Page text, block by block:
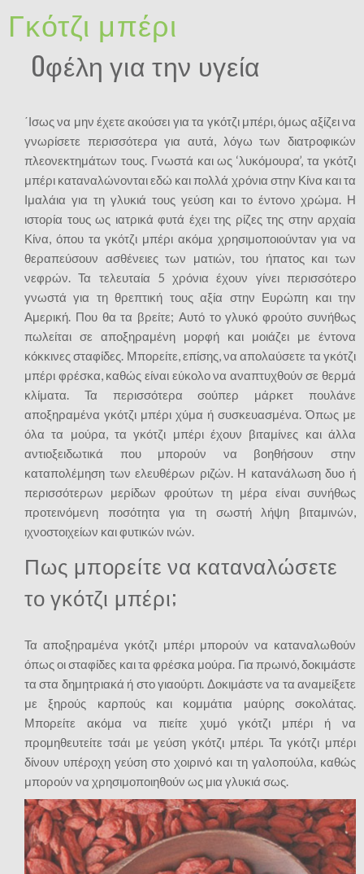
Γκότζι μπέρι
Oφέλη για την υγεία
΄Ισως να μην έχετε ακούσει για τα γκότζι μπέρι, όμως αξίζει να
γνωρίσετε περισσότερα για αυτά, λόγω των διατροφικών
πλεονεκτημάτων τους. Γνωστά και ως ‘λυκόμουρα’, τα γκότζι
μπέρι καταναλώνονται εδώ και πολλά χρόνια στην Κίνα και τα
Ιμαλάια για τη γλυκιά τους γεύση και το έντονο χρώμα. Η
ιστορία τους ως ιατρικά φυτά έχει της ρίζες της στην αρχαία
Κίνα, όπου τα γκότζι μπέρι ακόμα χρησιμοποιούνταν για να
θεραπεύσουν ασθένειες των ματιών, του ήπατος και των
νεφρών. Τα τελευταία 5 χρόνια έχουν γίνει περισσότερο
γνωστά για τη θρεπτική τους αξία στην Ευρώπη και την
Αμερική. Που θα τα βρείτε; Αυτό το γλυκό φρούτο συνήθως
πωλείται σε αποξηραμένη μορφή και μοιάζει με έντονα
κόκκινες σταφίδες. Μπορείτε, επίσης, να απολαύσετε τα γκότζι
μπέρι φρέσκα, καθώς είναι εύκολο να αναπτυχθούν σε θερμά
κλίματα. Τα περισσότερα σούπερ μάρκετ πουλάνε
αποξηραμένα γκότζι μπέρι χύμα ή συσκευασμένα. Όπως με
όλα τα μούρα, τα γκότζι μπέρι έχουν βιταμίνες και άλλα
αντιοξειδωτικά που μπορούν να βοηθήσουν στην
καταπολέμηση των ελευθέρων ριζών. Η κατανάλωση δυο ή
περισσότερων μερίδων φρούτων τη μέρα είναι συνήθως
προτεινόμενη ποσότητα για τη σωστή λήψη βιταμινών,
ιχνοστοιχείων και φυτικών ινών.
Πως μπορείτε να καταναλώσετε
το γκότζι μπέρι;
Τα αποξηραμένα γκότζι μπέρι μπορούν να καταναλωθούν
όπως οι σταφίδες και τα φρέσκα μούρα. Για πρωινό, δοκιμάστε
τα στα δημητριακά ή στο γιαούρτι. Δοκιμάστε να τα αναμείξετε
με ξηρούς καρπούς και κομμάτια μαύρης σοκολάτας.
Μπορείτε ακόμα να πιείτε χυμό γκότζι μπέρι ή να
προμηθευτείτε τσάι με γεύση γκότζι μπέρι. Τα γκότζι μπέρι
δίνουν υπέροχη γεύση στο χοιρινό και τη γαλοπούλα, καθώς
μπορούν να χρησιμοποιηθούν ως μια γλυκιά σως.